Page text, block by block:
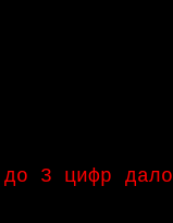
3 цифр дало